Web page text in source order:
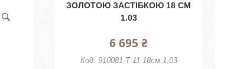
ЗОЛОТОЮ ЗАСТІБКОЮ 18 СМ
1.03
6 695 ₴
910081-Т-11 18см 1.03